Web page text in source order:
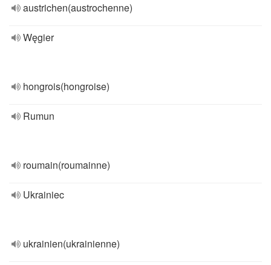
austrichen(austrochenne)
Węgier
hongrois(hongroise)
Rumun
roumain(roumainne)
Ukrainiec
ukrainien(ukrainienne)